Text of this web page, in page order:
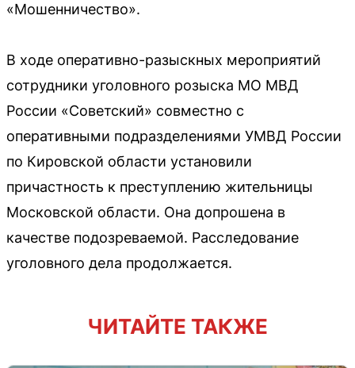
«Мошенничество».
В ходе оперативно-разыскных мероприятий
сотрудники уголовного розыска МО МВД
России «Советский» совместно с
оперативными подразделениями УМВД России
по Кировской области установили
причастность к преступлению жительницы
Московской области. Она допрошена в
качестве подозреваемой. Расследование
уголовного дела продолжается.
ЧИТАЙТЕ ТАКЖЕ